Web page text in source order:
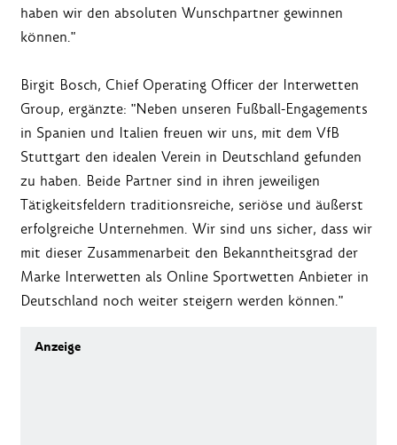
haben wir den absoluten Wunschpartner gewinnen
können."
Birgit Bosch, Chief Operating Officer der Interwetten
Group, ergänzte: "Neben unseren Fußball-Engagements
in Spanien und Italien freuen wir uns, mit dem VfB
Stuttgart den idealen Verein in Deutschland gefunden
zu haben. Beide Partner sind in ihren jeweiligen
Tätigkeitsfeldern traditionsreiche, seriöse und äußerst
erfolgreiche Unternehmen. Wir sind uns sicher, dass wir
mit dieser Zusammenarbeit den Bekanntheitsgrad der
Marke Interwetten als Online Sportwetten Anbieter in
Deutschland noch weiter steigern werden können."